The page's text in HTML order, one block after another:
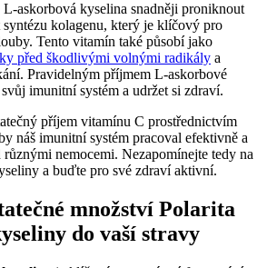
askorbová kyselina snadněji proniknout
kolagenu, který je klíčový pro
Tento vitamín také působí jako
před škodlivými volnými radikály a
Pravidelným příjmem L-askorbové
imunitní systém a udržet si zdraví.
příjem vitamínu C prostřednictvím
náš imunitní systém pracoval efektivně a
nemocemi. Nezapomínejte tedy na
a buďte pro své zdraví aktivní.
množství Polarita
do vaší stravy